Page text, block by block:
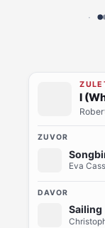
I
ZUVOR
Eva
DAVOR
Sailing